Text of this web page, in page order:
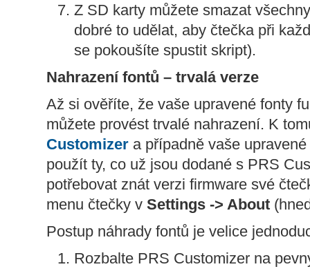
Z SD karty můžete smazat
dobré to udělat, aby čtečka při
se pokoušíte spustit skript).
Nahrazení fontů – trvalá verze
Až si ověříte, že vaše upravené fonty
můžete provést trvalé nahrazení. K
Customizer a případně vaše
použít ty, co už jsou dodané s PRS
potřebovat znát verzi firmware své
menu čtečky v Settings -> About
Postup náhrady fontů je velice
Rozbalte PRS Customizer na